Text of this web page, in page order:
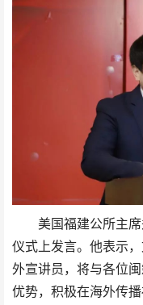
美国福建公所主
仪式上发言。他表示
外宣讲员，将与各位
优势，积极在海外传